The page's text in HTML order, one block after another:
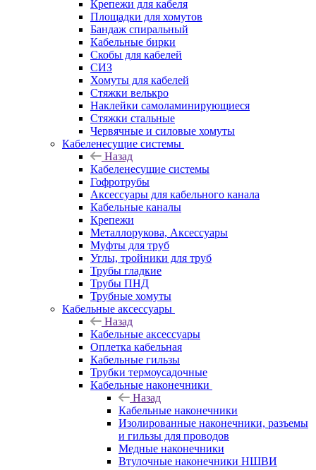
Крепежи для кабеля
Площадки для хомутов
Бандаж спиральный
Кабельные бирки
Cкобы для кабелей
СИЗ
Хомуты для кабелей
Стяжки велькро
Наклейки самоламинирующиеся
Стяжки стальные
Червячные и силовые хомуты
Кабеленесущие системы
Назад
Кабеленесущие системы
Гофротрубы
Аксессуары для кабельного канала
Кабельные каналы
Крепежи
Металлорукова, Аксессуары
Муфты для труб
Углы, тройники для труб
Трубы гладкие
Трубы ПНД
Трубные хомуты
Кабельные аксессуары
Назад
Кабельные аксессуары
Оплетка кабельная
Кабельные гильзы
Трубки термоусадочные
Кабельные наконечники
Назад
Кабельные наконечники
Изолированные наконечники, разъемы
и гильзы для проводов
Медные наконечники
Втулочные наконечники НШВИ